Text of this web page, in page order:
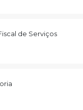
de Serviços